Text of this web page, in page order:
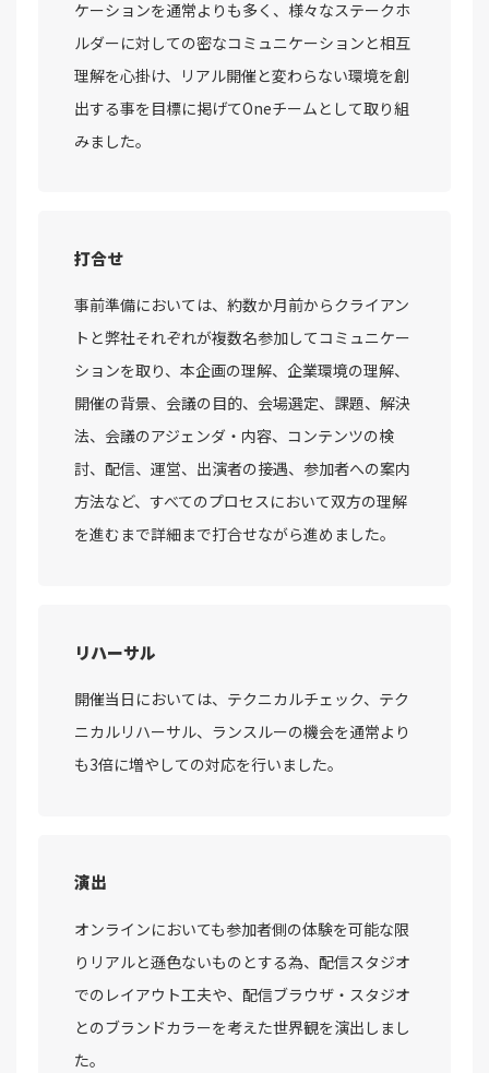
ケーションを通常よりも多く、様々なステークホ
ルダーに対しての密なコミュニケーションと相互
理解を心掛け、リアル開催と変わらない環境を創
出する事を目標に掲げてOneチームとして取り組
みました。
打合せ
事前準備においては、約数か月前からクライアン
トと弊社それぞれが複数名参加してコミュニケー
ションを取り、本企画の理解、企業環境の理解、
開催の背景、会議の目的、会場選定、課題、解決
法、会議のアジェンダ・内容、コンテンツの検
討、配信、運営、出演者の接遇、参加者への案内
方法など、すべてのプロセスにおいて双方の理解
を進むまで詳細まで打合せながら進めました。
リハーサル
開催当日においては、テクニカルチェック、テク
ニカルリハーサル、ランスルーの機会を通常より
も3倍に増やしての対応を行いました。
演出
オンラインにおいても参加者側の体験を可能な限
りリアルと遜色ないものとする為、配信スタジオ
でのレイアウト工夫や、配信ブラウザ・スタジオ
とのブランドカラーを考えた世界観を演出しまし
た。